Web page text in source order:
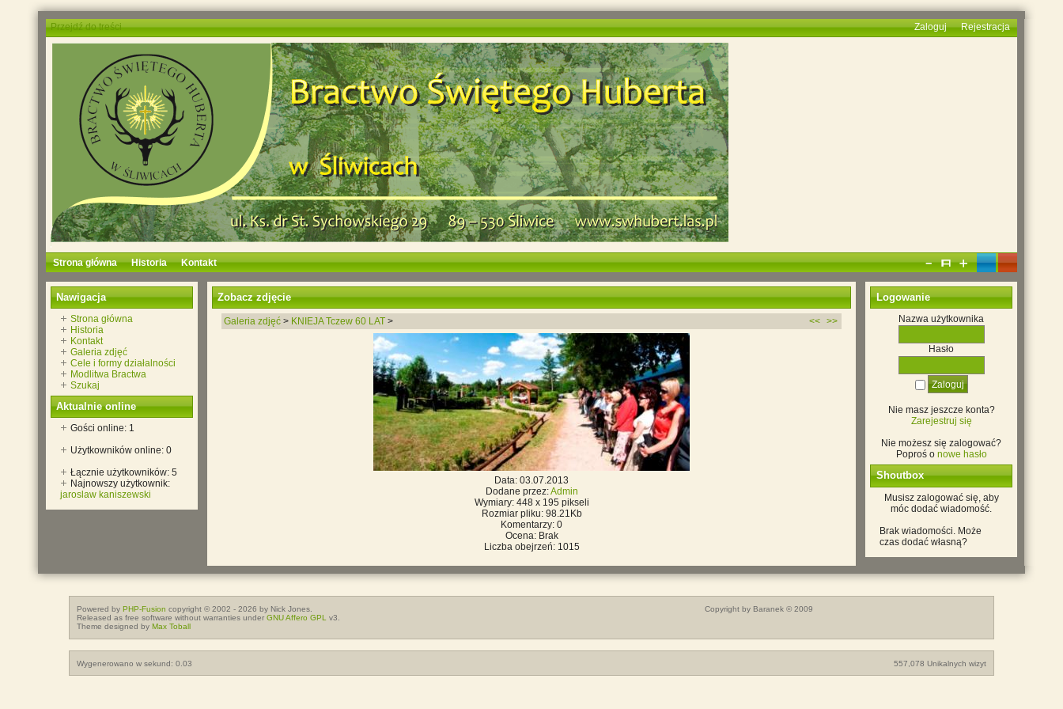
Przejdź do treści Zaloguj Rejestracja
Strona główna Historia Kontakt
Nawigacja
Strona główna
Historia
Kontakt
Galeria zdjęć
Cele i formy działalności
Modlitwa Bractwa
Szukaj
Aktualnie online
Gości online: 1
Użytkowników online: 0
Łącznie użytkowników: 5
Najnowszy użytkownik:
jaroslaw kaniszewski
Logowanie
Nazwa użytkownika
Hasło
Nie masz jeszcze konta?
Zarejestruj się
Nie możesz się zalogować?
Poproś o nowe hasło
Shoutbox
Musisz zalogować się, aby
móc dodać wiadomość.
Brak wiadomości. Może
czas dodać własną?
Zobacz zdjęcie
Galeria zdjęć > KNIEJA Tczew 60 LAT > << >>
Data: 03.07.2013
Dodane przez:Admin
Wymiary: 448 x 195 pikseli
Rozmiar pliku: 98.21Kb
Komentarzy: 0
Ocena: Brak
Liczba obejrzeń: 1015
Powered byPHP-Fusion copyright © 2002 - 2026 by Nick Jones.
Released as free software without warranties underGNU Affero GPL
v3.
Theme designed byMax Toball
Copyright by Baranek © 2009
Wygenerowano w sekund: 0.03 557,078 Unikalnych wizyt